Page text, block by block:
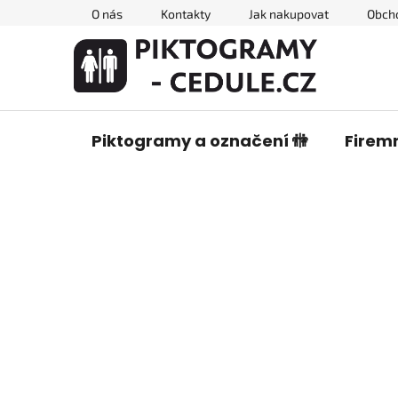
O nás Kontakty Jak nakupovat
Piktogramy a označení 🚻